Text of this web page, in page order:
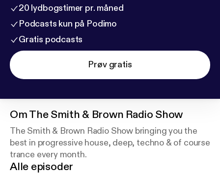
20 lydbogstimer pr. måned
Podcasts kun på Podimo
Gratis podcasts
Prøv gratis
OmThe Smith & Brown Radio Show
The Smith & Brown Radio Show bringing you the
best in progressive house, deep, techno & of course
trance every month.
Alle episoder